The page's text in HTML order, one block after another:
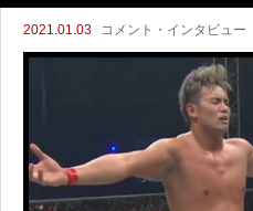
2021.01.03 コメント・インタビュー